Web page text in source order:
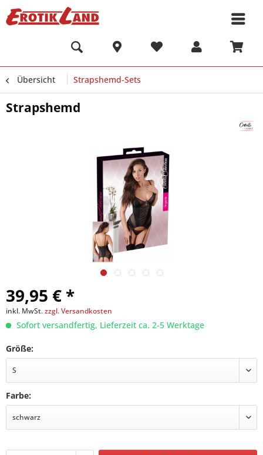
Übersicht Strapshemd-Sets
Strapshemd
39,95 € *
inkl. MwSt.zzgl. Versandkosten
Sofort versandfertig, Lieferzeit ca. 2-5 Werktage
Größe:
Farbe: